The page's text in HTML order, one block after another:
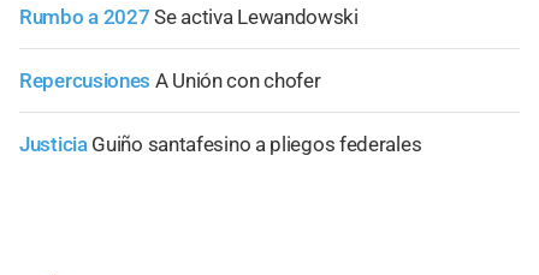
Rumbo a 2027 Se activa Lewandowski
Repercusiones A Unión con chofer
Justicia Guiño santafesino a pliegos federales